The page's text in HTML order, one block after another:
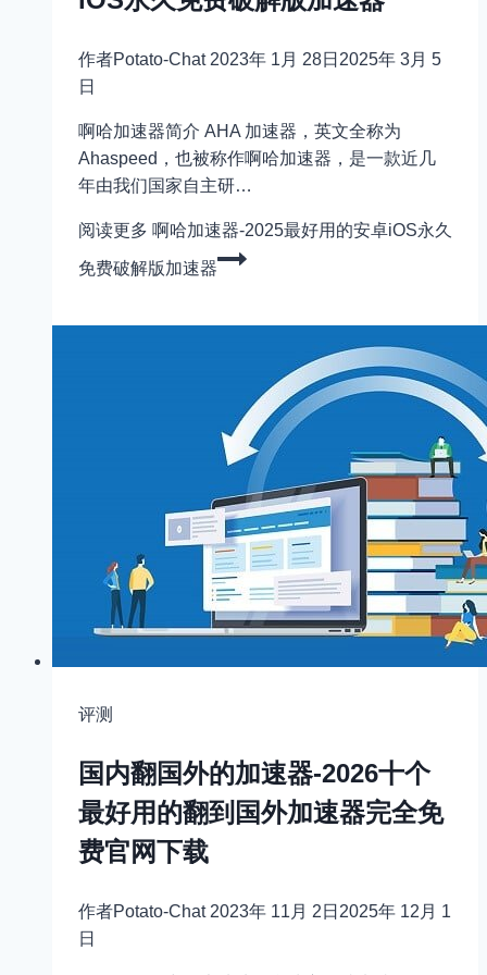
作者Potato-Chat 2023年 1月 28日 2025年 3月 5
日
啊哈加速器简介 AHA 加速器，英文全称为
Ahaspeed，也被称作啊哈加速器，是一款近几
年由我们国家自主研…
阅读更多 啊哈加速器-2025最好用的安卓iOS永久
免费破解版加速器
评测
国内翻国外的加速器-2026十个
最好用的翻到国外加速器完全免
费官网下载
作者Potato-Chat 2023年 11月 2日 2025年 12月 1
日